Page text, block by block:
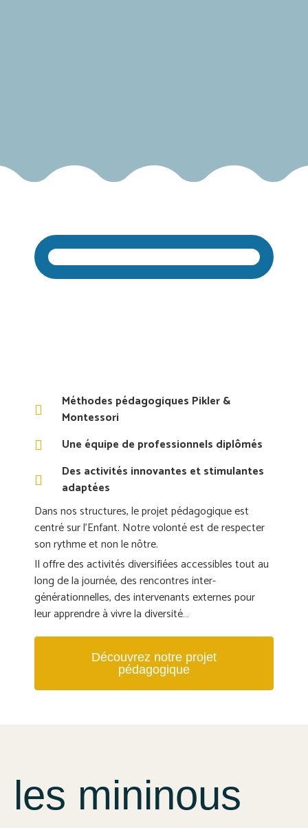
Méthodes pédagogiques Pikler &
Montessori
Une équipe de professionnels diplômés
Des activités innovantes et stimulantes
adaptées
Dans nos structures, le projet pédagogique est
centré sur l’Enfant. Notre volonté est de respecter
son rythme et non le nôtre.
Il offre des activités diversifiées accessibles tout au
long de la journée, des rencontres inter-
générationnelles, des intervenants externes pour
leur apprendre à vivre la diversité…
Découvrez notre projet
pédagogique
les mininous